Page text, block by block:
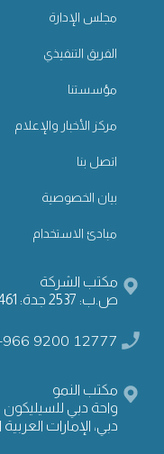
مجلس الإدارة
الفريق التنفيذي
مؤسستنا
مركز الأخبار والإعلام
اتصل بنا
بيان الخصوصية
مبادئ الاستخدام
مكتب الشركة
ص.ب: 2537 جدة: 21461 المملكة العربية السعودية
9200 12777
مكتب النمو
واحة دبي للسيليكون
دبي، الإمارات